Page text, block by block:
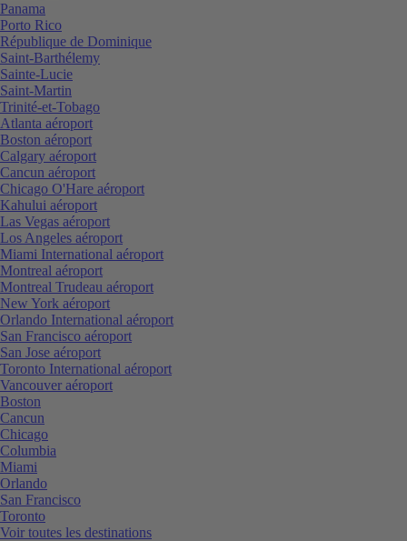
Panama
Porto Rico
République de Dominique
Saint-Barthélemy
Sainte-Lucie
Saint-Martin
Trinité-et-Tobago
Atlanta aéroport
Boston aéroport
Calgary aéroport
Cancun aéroport
Chicago O'Hare aéroport
Kahului aéroport
Las Vegas aéroport
Los Angeles aéroport
Miami International aéroport
Montreal aéroport
Montreal Trudeau aéroport
New York aéroport
Orlando International aéroport
San Francisco aéroport
San Jose aéroport
Toronto International aéroport
Vancouver aéroport
Boston
Cancun
Chicago
Columbia
Miami
Orlando
San Francisco
Toronto
Voir toutes les destinations